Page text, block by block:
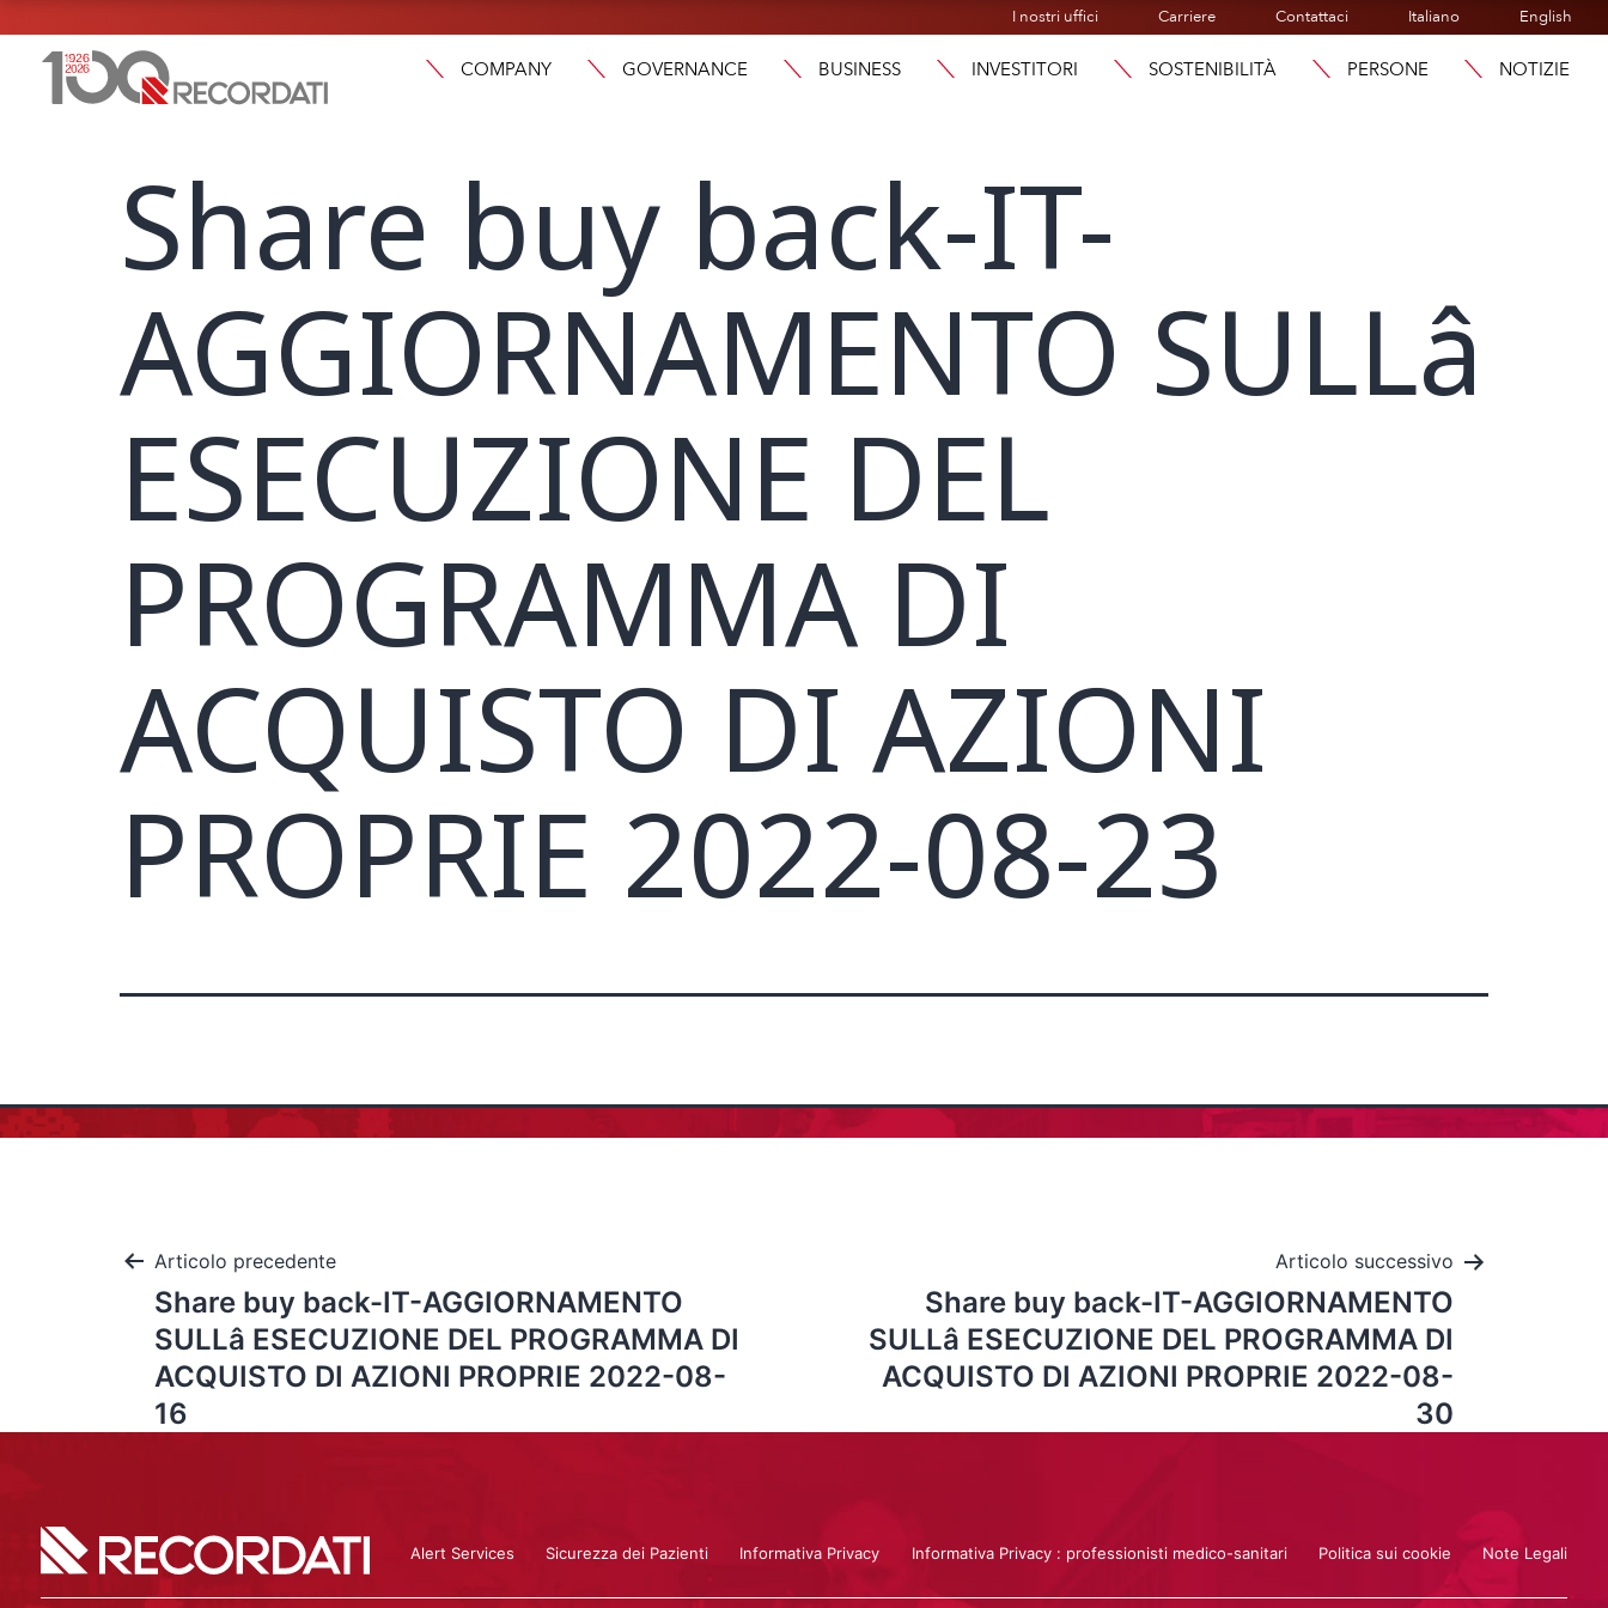
I nostri uffici Carriere Contattaci Italiano English
COMPANY GOVERNANCE BUSINESS INVESTITORI SOSTENIBILITÀ PERSONE NOTIZIE
Share buy back-IT-
AGGIORNAMENTO SULLâ
ESECUZIONE DEL
PROGRAMMA DI
ACQUISTO DI AZIONI
PROPRIE 2022-08-23
Articolo precedente
Share buy back-IT-AGGIORNAMENTO
SULLâ ESECUZIONE DEL PROGRAMMA DI
ACQUISTO DI AZIONI PROPRIE 2022-08-
16
Articolo successivo
Share buy back-IT-AGGIORNAMENTO
SULLâ ESECUZIONE DEL PROGRAMMA DI
ACQUISTO DI AZIONI PROPRIE 2022-08-
30
Alert Services Sicurezza dei Pazienti Informativa Privacy Informativa Privacy : professionisti medico-sanitari Politica sui cookie Note Legali